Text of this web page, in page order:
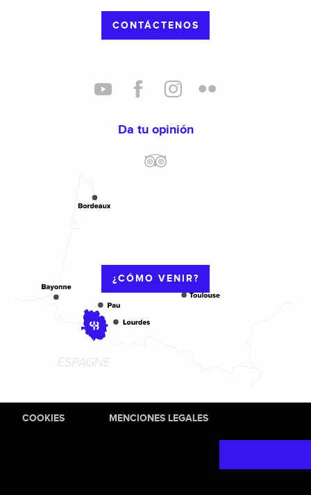
CONTÁCTENOS
Da tu opinión
¿CÓMO VENIR?
COOKIES MENCIONES LEGALES